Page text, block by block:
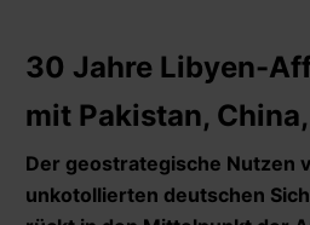
30 Jahre Libyen-
mit Pakistan,
Der geostrategische Nutzen
unkotollierten deutschen